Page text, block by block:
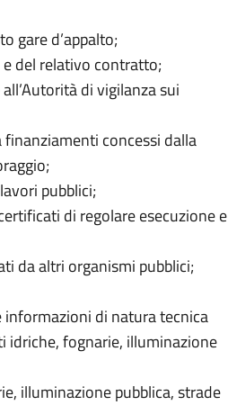
gare d’appalto;
del relativo contratto;
di vigilanza sui
concessi dalla
pubblici;
di regolare esecuzione e
da altri organismi pubblici;
di natura tecnica
idriche, fognarie, illuminazione
illuminazione pubblica, strade